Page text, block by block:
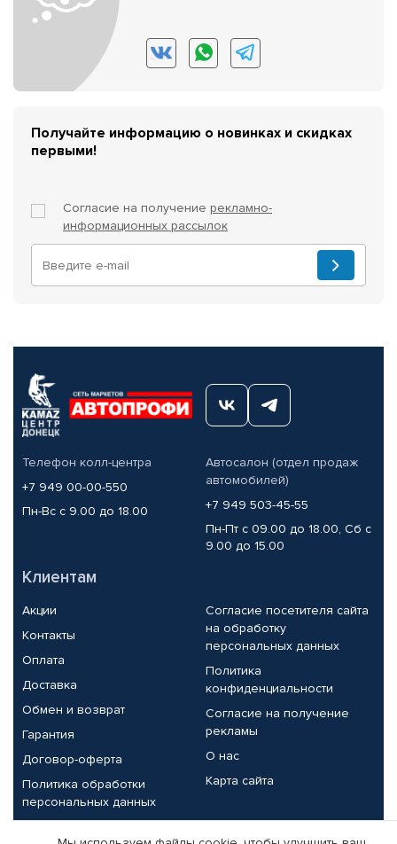
Получайте информацию о новинках и скидках
первыми!
Согласие на получение рекламно-
информационных рассылок
Телефон колл-центра
+7 949 00-00-550
Пн-Вс с 9.00 до 18.00
Автосалон (отдел продаж
автомобилей)
+7 949 503-45-55
Пн-Пт с 09.00 до 18.00, Сб с
9.00 до 15.00
Клиентам
Акции
Контакты
Оплата
Доставка
Обмен и возврат
Гарантия
Договор-оферта
Политика обработки
персональных данных
Согласие посетителя сайта
на обработку
персональных данных
Политика
конфиденциальности
Согласие на получение
рекламы
О нас
Карта сайта